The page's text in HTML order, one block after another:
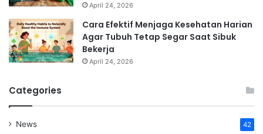
April 24, 2026
Cara Efektif Menjaga Kesehatan Harian
Agar Tubuh Tetap Segar Saat Sibuk
Bekerja
April 24, 2026
Categories
News 42